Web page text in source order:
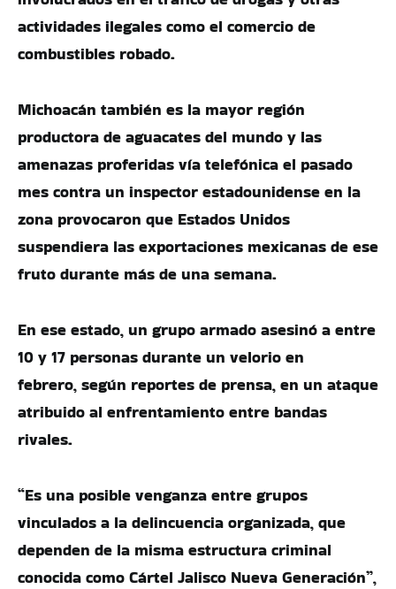
actividades ilegales como el comercio de
combustibles robado.
Michoacán también es la mayor región
productora de aguacates del mundo y las
amenazas proferidas vía telefónica el pasado
mes contra un inspector estadounidense en la
zona provocaron que Estados Unidos
suspendiera las exportaciones mexicanas de ese
fruto durante más de una semana.
En ese estado, un grupo armado asesinó a entre
10 y 17 personas durante un velorio en
febrero, según reportes de prensa, en un ataque
atribuido al enfrentamiento entre bandas
rivales.
“Es una posible venganza entre grupos
vinculados a la delincuencia organizada, que
dependen de la misma estructura criminal
conocida como Cártel Jalisco Nueva Generación”,